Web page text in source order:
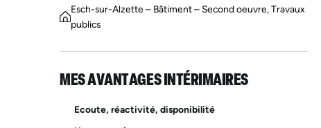
Esch-sur-Alzette – Bâtiment – Second oeuvre, Travaux
publics
MES AVANTAGES INTÉRIMAIRES
Ecoute, réactivité, disponibilité